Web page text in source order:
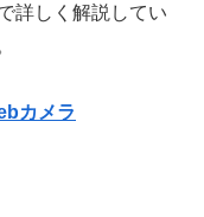
詳しく解説してい
カメラ